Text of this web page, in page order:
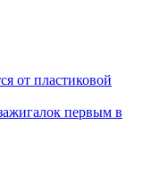
от пластиковой
первым в